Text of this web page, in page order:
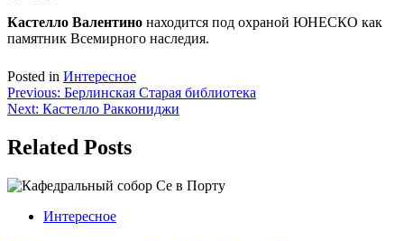
Кастелло Валентино находится под охраной ЮНЕСКО как
памятник Всемирного наследия.
Posted in Интересное
Навигация
по
записям
Previous: Берлинская Старая библиотека
Next: Кастелло Раккониджи
Related Posts
Интересное